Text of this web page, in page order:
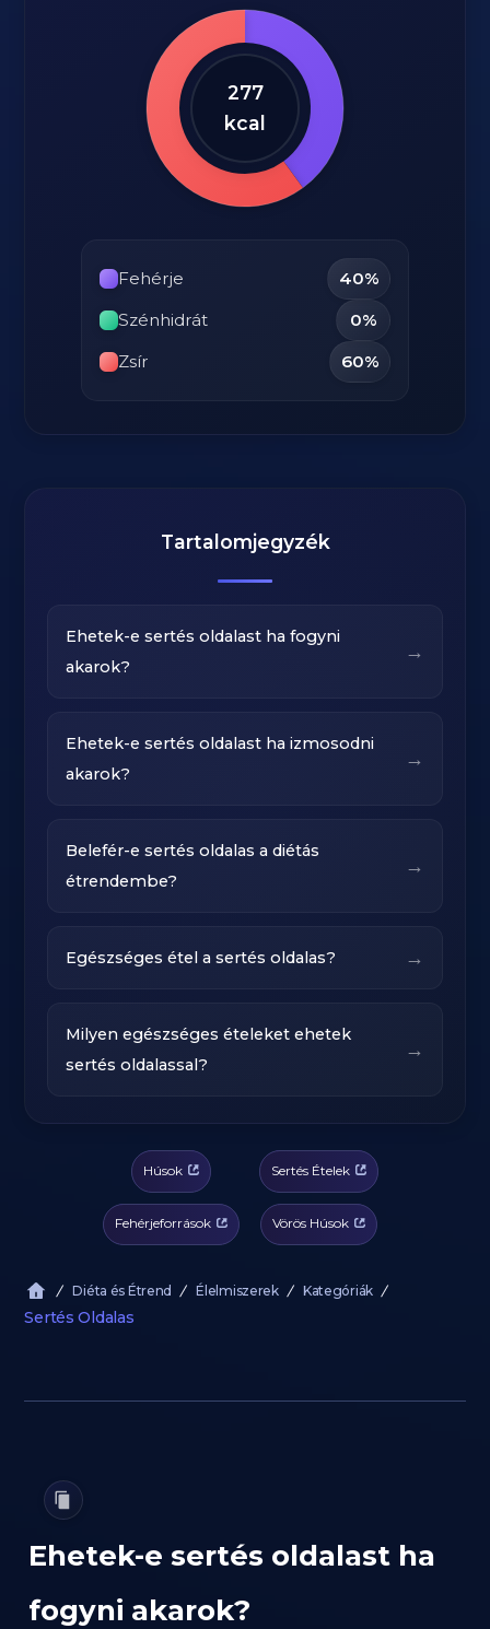
277
kcal
Fehérje
40%
Szénhidrát
0%
Zsír
60%
Tartalomjegyzék
Ehetek-e sertés oldalast ha fogyni
akarok?
→
Ehetek-e sertés oldalast ha izmosodni
akarok?
→
Belefér-e sertés oldalas a diétás
étrendembe?
→
Egészséges étel a sertés oldalas? →
Milyen egészséges ételeket ehetek
sertés oldalassal?
→
Húsok Sertés Ételek
Fehérjeforrások Vörös Húsok
Diéta és Étrend Élelmiszerek Kategóriák
Sertés Oldalas
Ehetek-e sertés oldalast ha
fogyni akarok?